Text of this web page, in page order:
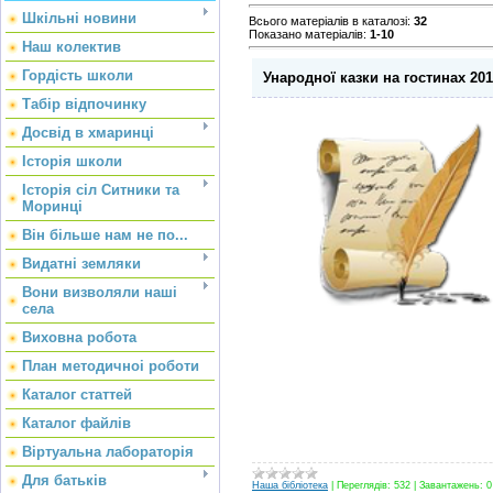
Шкільні новини
Наш колектив
Гордість школи
Табір відпочинку
Досвід в хмаринці
Історія школи
Історія сіл Ситники та
Моринці
Він більше нам не по...
Видатні земляки
Вони визволяли наші
села
Виховна робота
План методичноі роботи
Каталог статтей
Каталог файлів
Віртуальна лабораторія
Для батьків
Всього матеріалів в каталозі: 32
Показано матеріалів: 1-10
Ународної казки на гостинах
Наша бібліотека Переглядів: 532 Завантажень: 0